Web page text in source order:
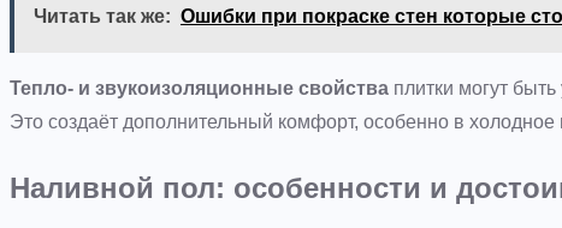
Читать так же: Ошибки при покраске стен которые
Тепло- и звукоизоляционные свойства плитки могут
Это создаёт дополнительный комфорт, особенно в холодное
Наливной пол: особенности и